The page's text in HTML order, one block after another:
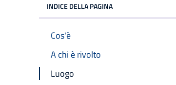
INDICE DELLA PAGINA
Cos'è
A chi è rivolto
Luogo